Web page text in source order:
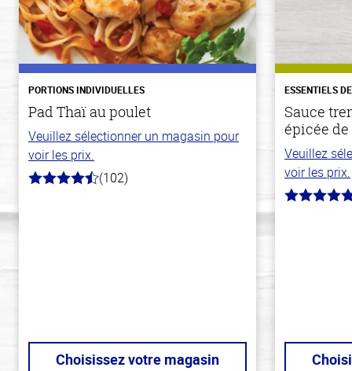
PORTIONS INDIVIDUELLES
Pad Thaï au poulet
Veuillez sélectionner un magasin pour
voir les prix.
4.3
(102)
Choisissez votre magasin
ESSENTIELS
Sauce
épicée
Veuillez
voir les prix.
5.0